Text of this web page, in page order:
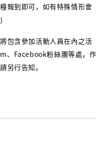
報到即可，如有特殊情形會
包含參加活動人員在內之活
、Facebook粉絲團等處，作
另行告知。